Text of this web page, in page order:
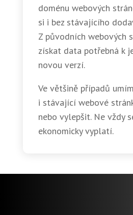
doménu webových
si i bez stávajícího
Z původních webových
získat data potřebná k
novou verzí.
Ve většině případů
i stávající webové
nebo vylepšit. Ne vždy
ekonomicky vyplatí.